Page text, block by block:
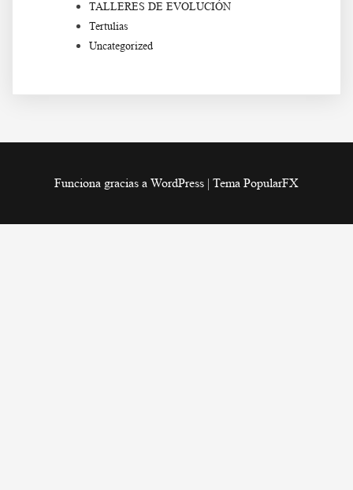
TALLERES DE EVOLUCIÓN
Tertulias
Uncategorized
Funciona gracias a WordPress | Tema PopularFX